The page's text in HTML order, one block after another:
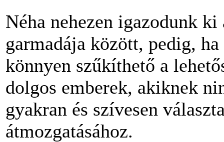
Néha nehezen igazodunk
garmadája között, pedig,
könnyen szűkíthető a
dolgos emberek, akiknek
gyakran és szívesen
átmozgatásához.